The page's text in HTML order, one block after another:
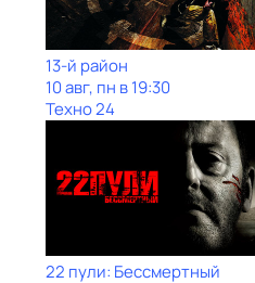
13-й район
10 авг, пн в 19:30
Техно 24
22 пули: Бессмертный